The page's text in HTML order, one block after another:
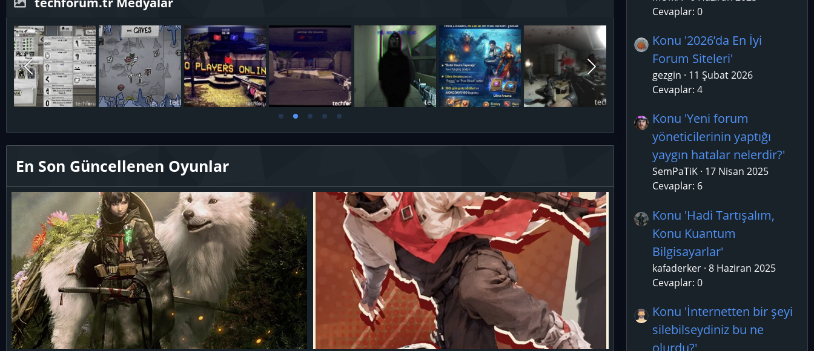
En Son Güncellenen Oyunlar
Cevaplar: 0
Konu '2026’da En İyi
Forum Siteleri'
gezgin
11 Şubat 2026
Cevaplar: 4
Konu 'Yeni forum
yöneticilerinin yaptığı
yaygın hatalar nelerdir?'
SemPaTiK 17 Nisan 2025
Cevaplar: 6
Konu 'Hadi Tartışalım,
Konu Kuantum
Bilgisayarlar'
kafaderker 8 Haziran 2025
Cevaplar: 0
Konu 'İnternetten bir şeyi
silebilseydiniz bu ne